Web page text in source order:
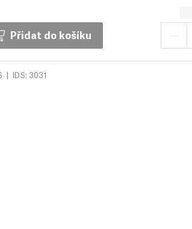
Přidat do košíku
| IDS: 3031